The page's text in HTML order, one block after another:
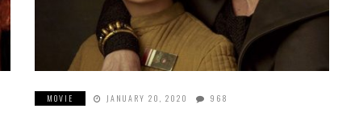
MOVIE JANUARY 20, 2020 968